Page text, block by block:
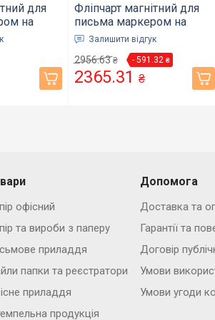
для
на
(9703-
Фліпчарт магнітний для
письма маркером на
тринозі JOBMAX
70*100cм алюмінієва
рамка (BM.0011)
Залишити відгук
2956.63 ₴ - 591.32 ₴
2365.31 ₴
офісний
та вироби з паперу
приладдя
папки та реєстратори
приладдя
продукція
Допомога
Доставка та
Гарантії та
Договір
Умови
Умови угоди